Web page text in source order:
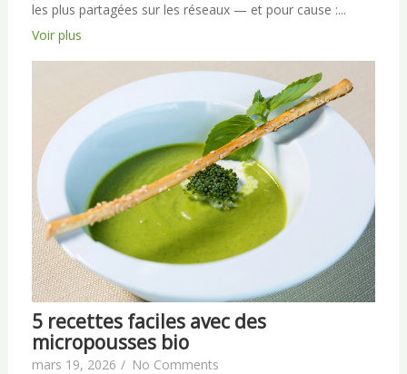
les plus partagées sur les réseaux — et pour cause :...
Voir plus
5 recettes faciles avec des
micropousses bio
mars 19, 2026 / No Comments